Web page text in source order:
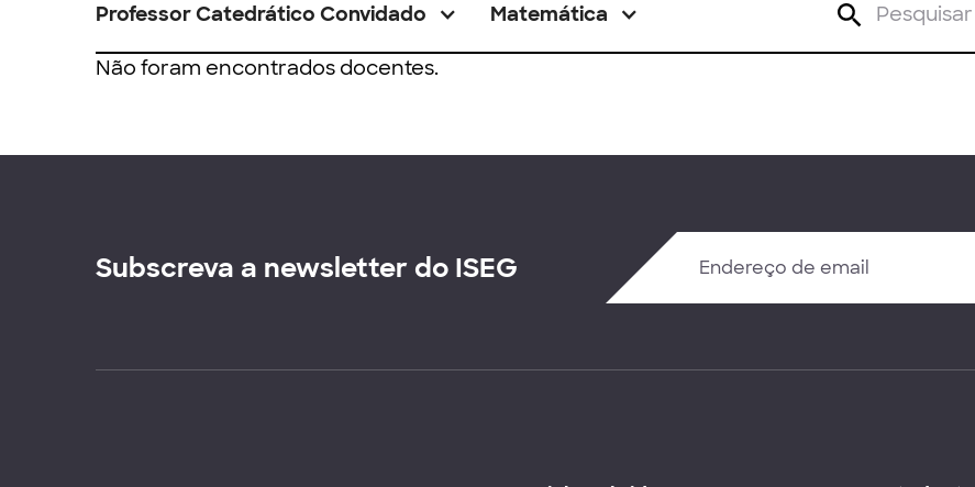
Professor Catedrático Convidado Matemática
Não foram encontrados docentes.
Subscreva a newsletter do ISEG